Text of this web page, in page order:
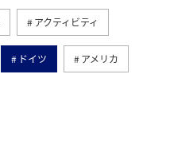
アクティビティ
ドイツ アメリカ